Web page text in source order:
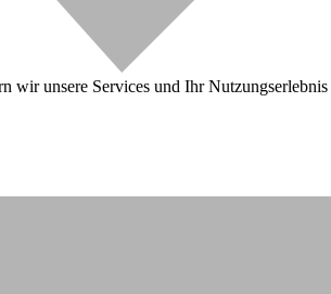
wir unsere Services und Ihr